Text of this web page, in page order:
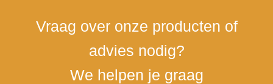
Vraag over onze producten of
advies nodig?
We helpen je graag